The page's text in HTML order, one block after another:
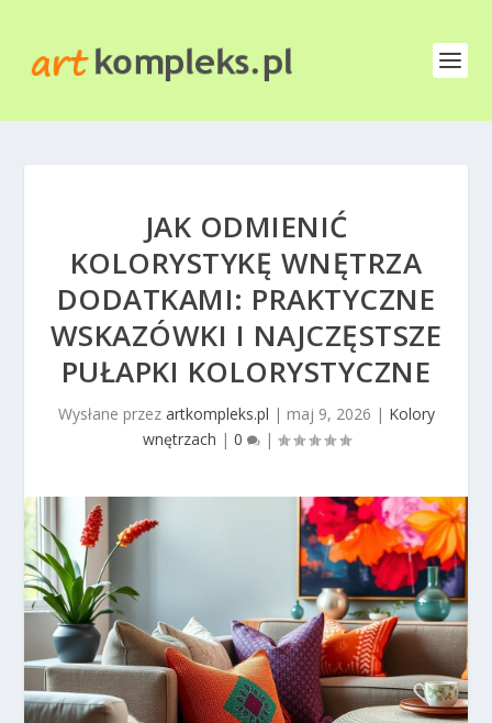
JAK ODMIENIĆ
KOLORYSTYKĘ WNĘTRZA
DODATKAMI: PRAKTYCZNE
WSKAZÓWKI I NAJCZĘSTSZE
PUŁAPKI KOLORYSTYCZNE
Wysłane przez artkompleks.pl | maj 9, 2026 | Kolory
wnętrzach | 0 |